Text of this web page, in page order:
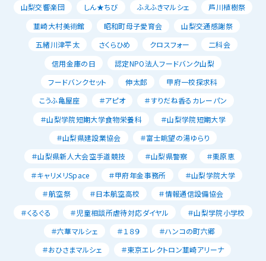
山梨交響楽団
しん★ちび ふえふきマルシェ
芦川植樹祭
韮崎大村美術館
昭和町母子愛育会
山梨交通感謝祭
五緒川津平太
さくらひめ クロスフォー
二科会
信用金庫の日
認定NPO法人フードバンク山梨
フードバンクセット
伸太郎
甲府一校探求科
こうふ亀屋座
＃アピオ
＃すりだね香るカレーパン
＃山梨学院短期大学食物栄養科
＃山梨学院短期大学
＃山梨県建設業協会
＃富士眺望の湯ゆらり
＃山梨県新人大会空手道競技
＃山梨県警察
＃栗原恵
＃キャリメリSpace
＃甲府年金事務所
＃山梨学院大学
＃航空祭
＃日本航空高校
＃情報通信設備協会
＃くるぐる
＃児童相談所虐待対応ダイヤル
＃山梨学院小学校
＃六華マルシェ
＃１８９
＃ハンコの町六郷
＃おひさまマルシェ
＃東京エレクトロン韮崎アリーナ